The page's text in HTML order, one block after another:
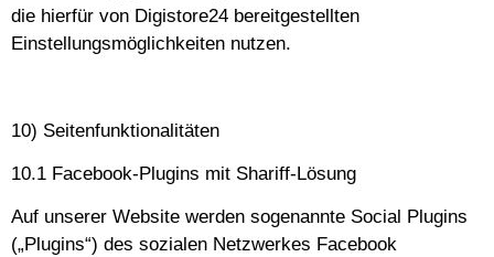
die hierfür von Digistore24 bereitgestellten
Einstellungsmöglichkeiten nutzen.
10) Seitenfunktionalitäten
10.1 Facebook-Plugins mit Shariff-Lösung
Auf unserer Website werden sogenannte Social Plugins
(„Plugins“) des sozialen Netzwerkes Facebook